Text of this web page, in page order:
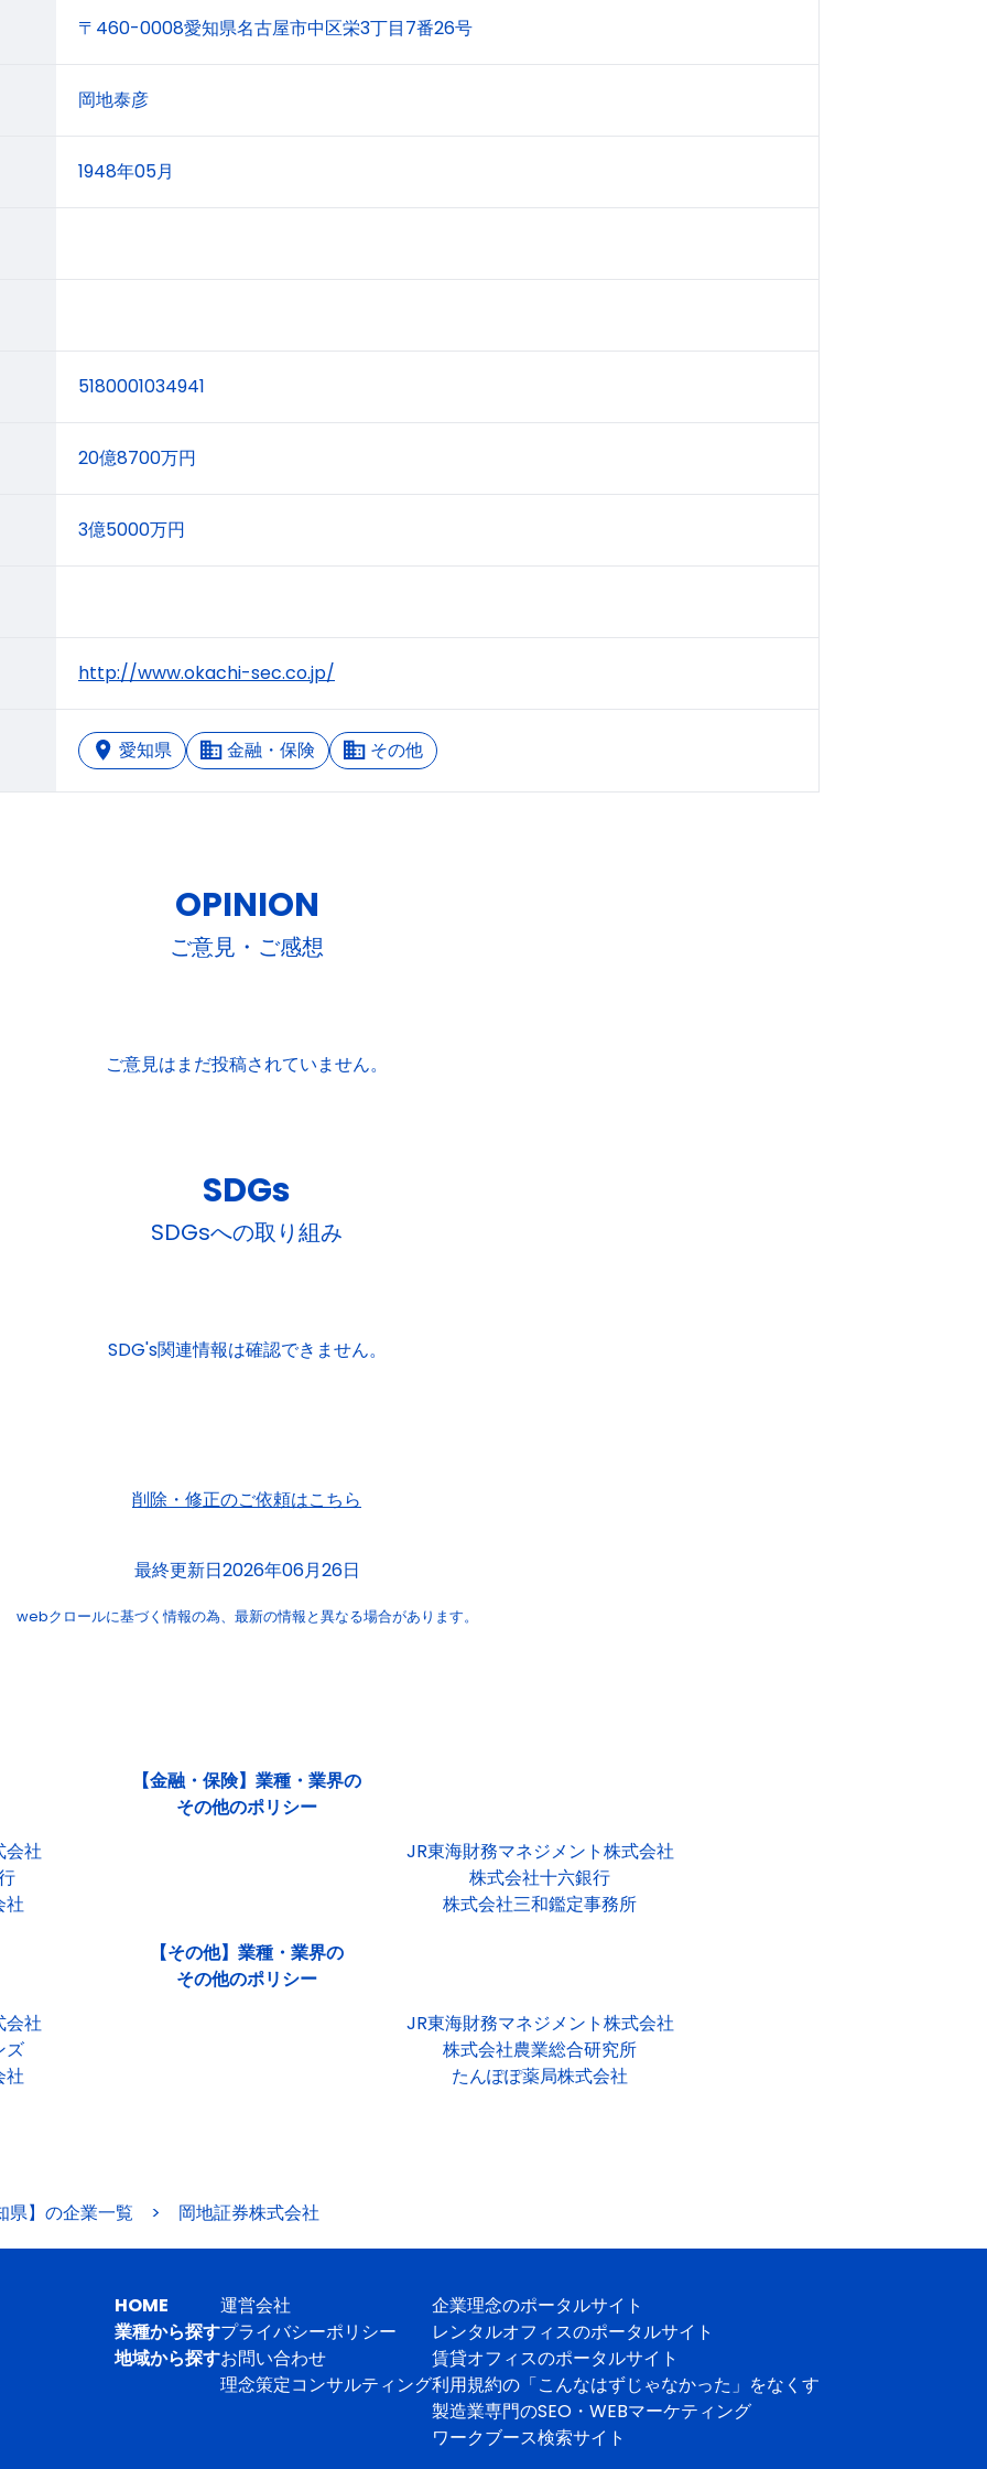
〒460-0008愛知県名古屋市中区栄3丁目7番26号
岡地泰彦
1948年05月
5180001034941
20億8700万円
3億5000万円
http://www.okachi-sec.co.jp/
愛知県 金融・保険 その他
OPINION
ご意見・ご感想
ご意見はまだ投稿されていません。
SDGs
SDGsへの取り組み
SDG's関連情報は確認できません。
削除・修正のご依頼はこちら
最終更新日2026年06月26日
webクロールに基づく情報の為、 最新の情報と異なる場合があります。
【金融・保険】業種・業界の
その他のポリシー
会社
JR東海財務マネジメント株式会社
株式会社十六銀行
社
株式会社三和鑑定事務所
【その他】業種・業界の
その他のポリシー
会社
JR東海財務マネジメント株式会社
ズ
株式会社農業総合研究所
社
たんぽぽ薬局株式会社
県】の企業一覧 > 岡地証券株式会社
HOME
業種から探す
地域から探す
運営会社
プライバシーポリシー
お問い合わせ
理念策定コンサルティング
企業理念のポータルサイト
レンタルオフィスのポータルサイト
賃貸オフィスのポータルサイト
利用規約の「こんなはずじゃなかった」をなくす
製造業専門のSEO・WEBマーケティング
ワークブース検索サイト